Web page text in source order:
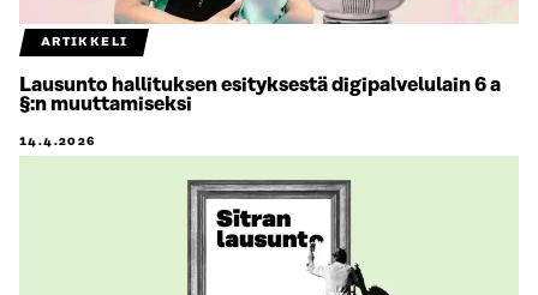
ARTIKKELI
Lausunto hallituksen esityksestä digipalvelulain 6 a
§:n muuttamiseksi
14.4.2026